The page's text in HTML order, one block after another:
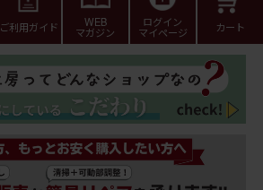
ご利用ガイド WEB
マガジン
ログイン
マイページ カート